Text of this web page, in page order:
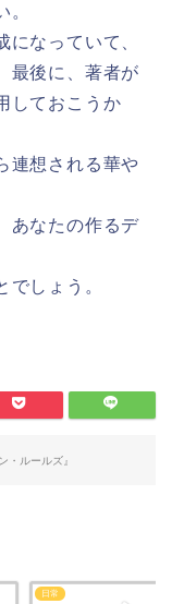
なっていて、
最後に、著者が
しておこうか
連想される華や
あなたの作るデ
しょう。
・ルールズ』
日常